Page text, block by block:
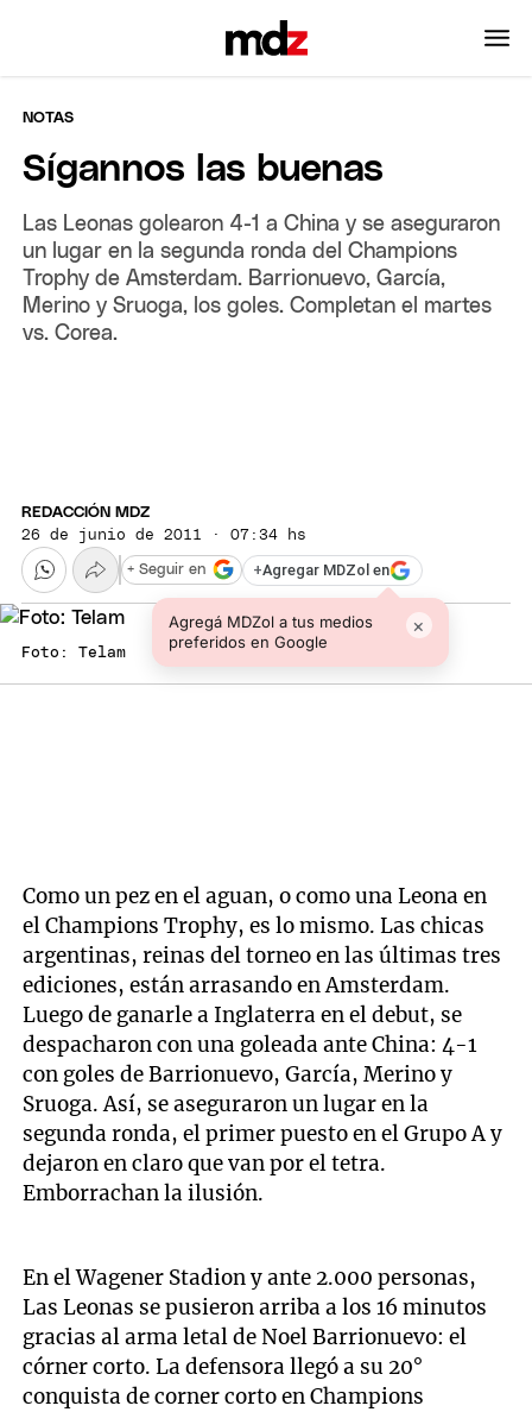
NOTAS
Sígannos las buenas
Las Leonas golearon 4-1 a China y se aseguraron
un lugar en la segunda ronda del Champions
Trophy de Amsterdam. Barrionuevo, García,
Merino y Sruoga, los goles. Completan el martes
vs. Corea.
REDACCIÓN MDZ
26 de junio de 2011 · 07:34 hs
+Agregar MDZol en
Agregá MDZol a tus medios
preferidos en Google
×
+ Seguir en
Foto: Telam
Como un pez en el aguan, o como una Leona en
el Champions Trophy, es lo mismo. Las chicas
argentinas, reinas del torneo en las últimas tres
ediciones, están arrasando en Amsterdam.
Luego de ganarle a Inglaterra en el debut, se
despacharon con una goleada ante China: 4-1
con goles de Barrionuevo, García, Merino y
Sruoga. Así, se aseguraron un lugar en la
segunda ronda, el primer puesto en el Grupo A y
dejaron en claro que van por el tetra.
Emborrachan la ilusión.
En el Wagener Stadion y ante 2.000 personas,
Las Leonas se pusieron arriba a los 16 minutos
gracias al arma letal de Noel Barrionuevo: el
córner corto. La defensora llegó a su 20°
conquista de corner corto en Champions